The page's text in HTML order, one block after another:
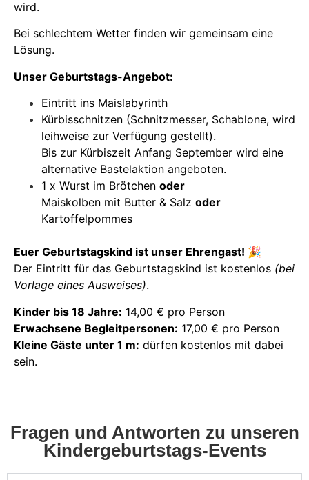
wird.
Bei schlechtem Wetter finden wir gemeinsam eine
Lösung.
Unser Geburtstags-Angebot:
Eintritt ins Maislabyrinth
Kürbisschnitzen (Schnitzmesser, Schablone, wird
leihweise zur Verfügung gestellt).
Bis zur Kürbiszeit Anfang September wird eine
alternative Bastelaktion angeboten.
1 x Wurst im Brötchen oder
Maiskolben mit Butter & Salz oder
Kartoffelpommes
Euer Geburtstagskind ist unser Ehrengast! 🎉
Der Eintritt für das Geburtstagskind ist kostenlos (bei
Vorlage eines Ausweises).
Kinder bis 18 Jahre: 14,00 € pro Person
Erwachsene Begleitpersonen: 17,00 € pro Person
Kleine Gäste unter 1 m: dürfen kostenlos mit dabei
sein.
Fragen und Antworten zu unseren
Kindergeburtstags-Events